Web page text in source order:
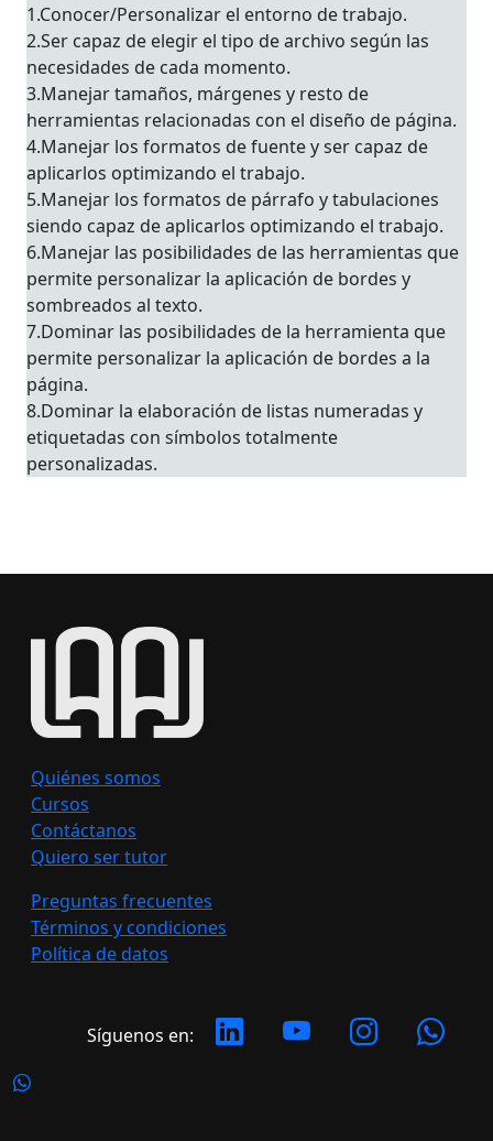
1.Conocer/Personalizar el entorno de trabajo.
2.Ser capaz de elegir el tipo de archivo según las
necesidades de cada momento.
3.Manejar tamaños, márgenes y resto de
herramientas relacionadas con el diseño de página.
4.Manejar los formatos de fuente y ser capaz de
aplicarlos optimizando el trabajo.
5.Manejar los formatos de párrafo y tabulaciones
siendo capaz de aplicarlos optimizando el trabajo.
6.Manejar las posibilidades de las herramientas que
permite personalizar la aplicación de bordes y
sombreados al texto.
7.Dominar las posibilidades de la herramienta que
permite personalizar la aplicación de bordes a la
página.
8.Dominar la elaboración de listas numeradas y
etiquetadas con símbolos totalmente
personalizadas.
Quiénes somos
Cursos
Contáctanos
Quiero ser tutor
Preguntas frecuentes
Términos y condiciones
Política de datos
Síguenos en: